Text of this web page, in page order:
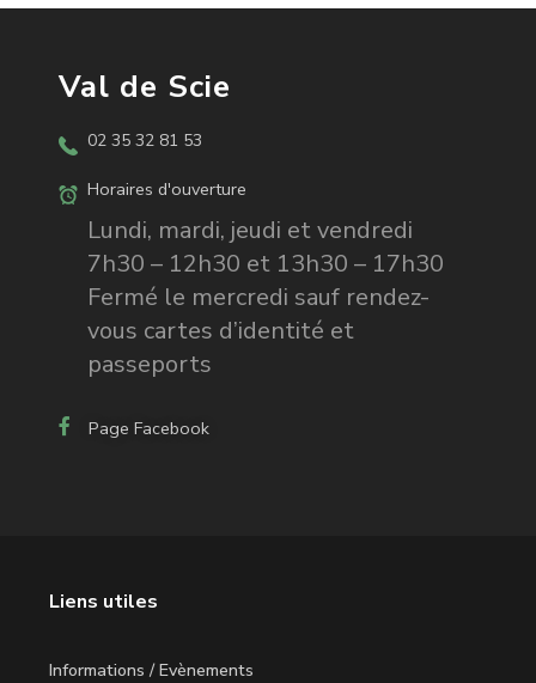
Val de Scie
02 35 32 81 53
Horaires d'ouverture
Lundi, mardi, jeudi et vendredi
7h30 – 12h30 et 13h30 – 17h30
Fermé le mercredi sauf rendez-
vous cartes d’identité et
passeports
Page Facebook
Liens utiles
Informations / Evènements